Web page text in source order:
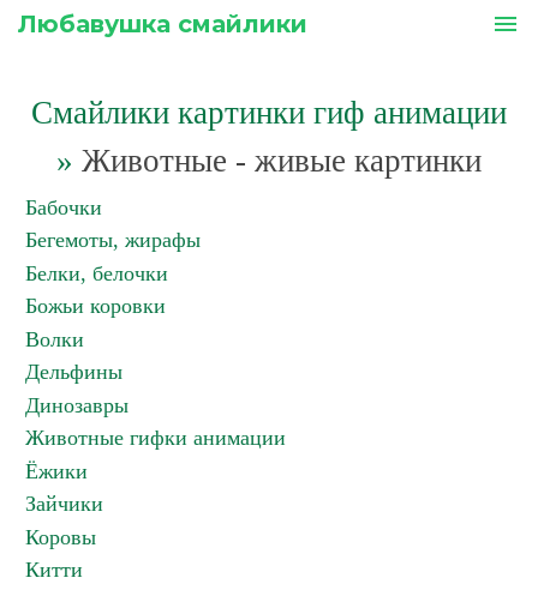
Любавушка смайлики menu
Смайлики картинки гиф анимации
» Животные - живые картинки
Бабочки
Бегемоты, жирафы
Белки, белочки
Божьи коровки
Волки
Дельфины
Динозавры
Животные гифки анимации
Ёжики
Зайчики
Коровы
Китти